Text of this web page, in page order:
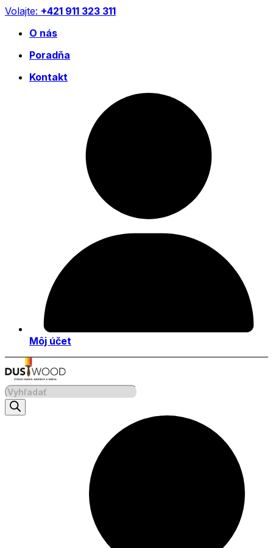
Preskočiť
obsah
Volajte: +421 911 323 311
O nás
Poradňa
Kontakt
Môj účet
Products
search